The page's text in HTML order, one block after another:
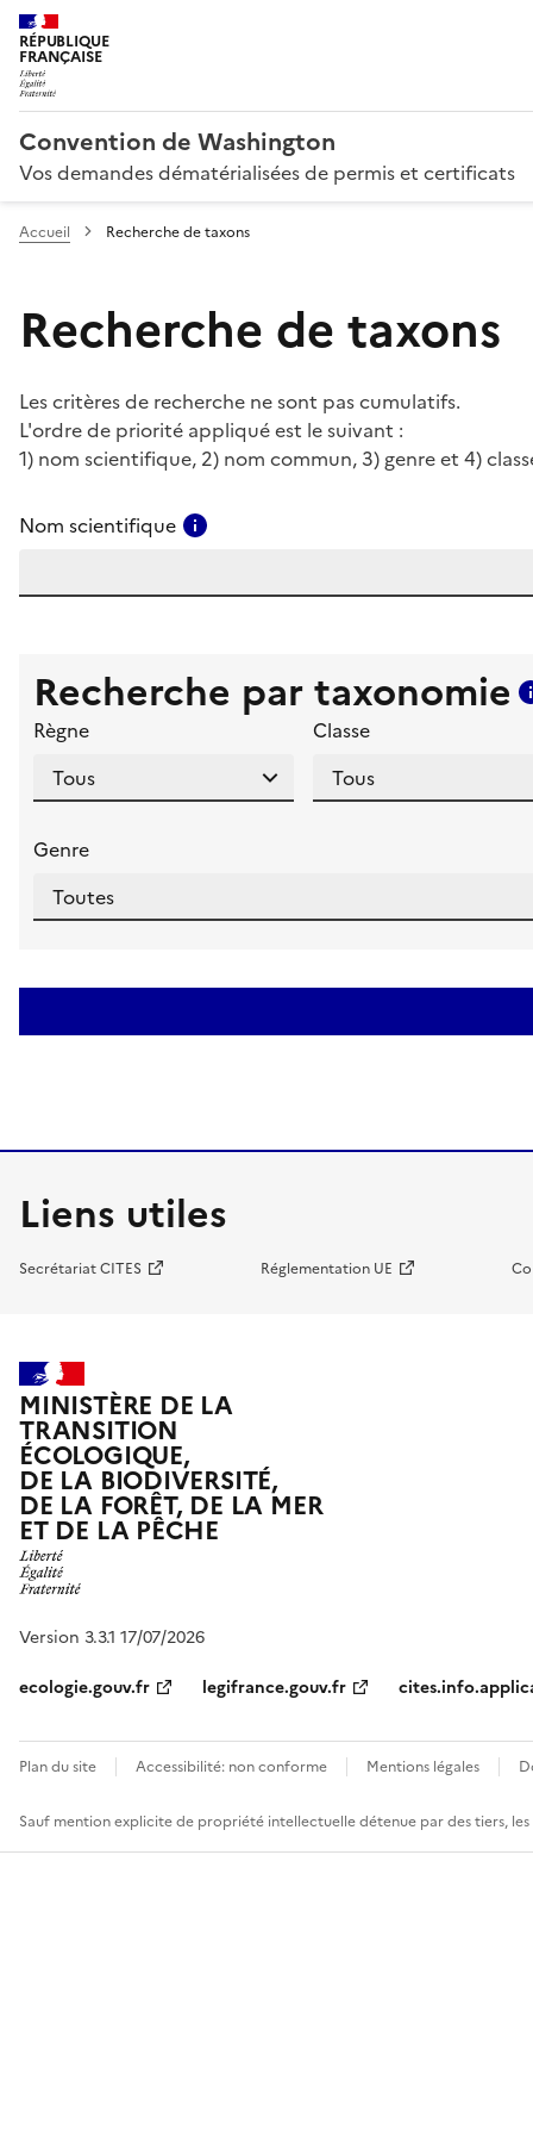
RÉPUBLIQUE
FRANÇAISE
Convention de Washington
Vos demandes dématérialisées de permis et certificats
Accueil Recherche de taxons
Recherche de taxons
Les critères de recherche ne sont pas cumulatifs.
L'ordre de priorité appliqué est le suivant :
1) nom scientifique, 2) nom commun, 3) genre et 4)
Nom scientifique
Recherche par taxonomie
Règne Classe
Genre
Liens utiles
Secrétariat CITES Réglementation UE
MINISTÈRE DE LA
TRANSITION
ÉCOLOGIQUE,
DE LA BIODIVERSITÉ,
DE LA FORÊT, DE LA MER
ET DE LA PÊCHE
Version 3.3.1 17/07/2026
ecologie.gouv.fr
legifrance.gouv.fr
Plan du site Accessibilité: non conforme Mentions légales
Sauf mention explicite de propriété intellectuelle détenue par des tiers,